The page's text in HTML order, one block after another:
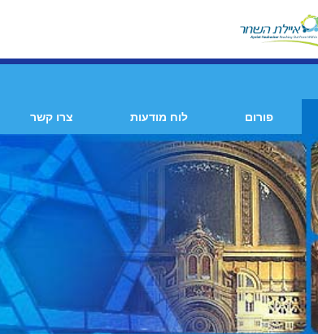
פורום לוח מודעות צרו קשר